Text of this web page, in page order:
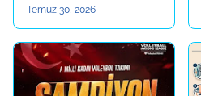
Temuz 30, 2026